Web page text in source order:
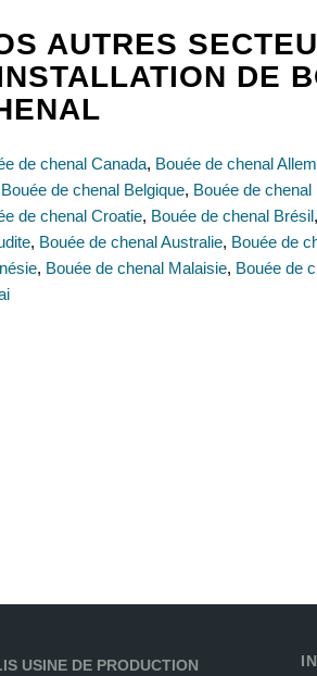
AUTRES
DE
de chenal Canada, Bouée de chenal
Bouée de chenal Belgique, Bouée de chenal
de chenal Croatie, Bouée de chenal Brésil,
, Bouée de chenal Australie, Bouée de
, Bouée de chenal Malaisie, Bouée de
USINE DE PRODUCTION